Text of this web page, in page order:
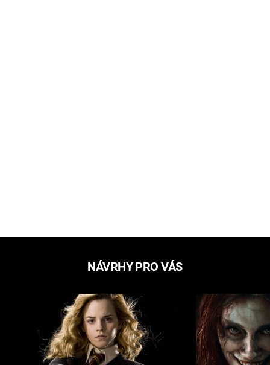
NÁVRHY PRO VÁS